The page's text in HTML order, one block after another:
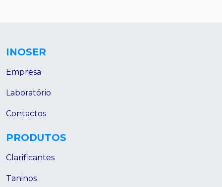
INOSER
Empresa
Laboratório
Contactos
PRODUTOS
Clarificantes
Taninos